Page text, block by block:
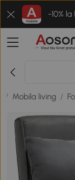
-10%
/ Mobila living /